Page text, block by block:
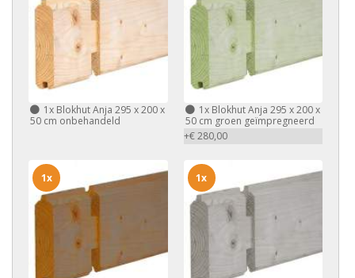
1x Blokhut Anja 295 x 200 x
50 cm onbehandeld
1xBlokhut Anja 295 x 200 x
50 cm groen geïmpregneerd
+€ 280,00
1x 1x